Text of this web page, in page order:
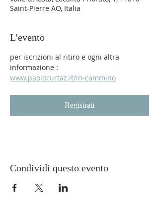
Saint-Pierre AO, Italia
L'evento
per iscrizioni al ritiro e ogni altra
informazione :
www.paolocurtaz.it/in-cammino
Registrati
Condividi questo evento